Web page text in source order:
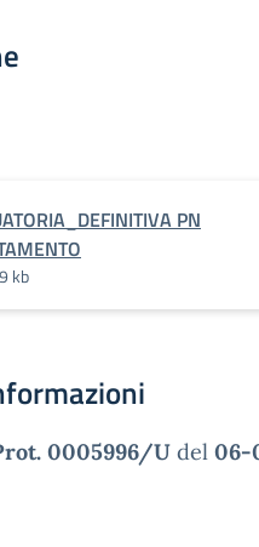
PN
kb
0005996/U del 06-